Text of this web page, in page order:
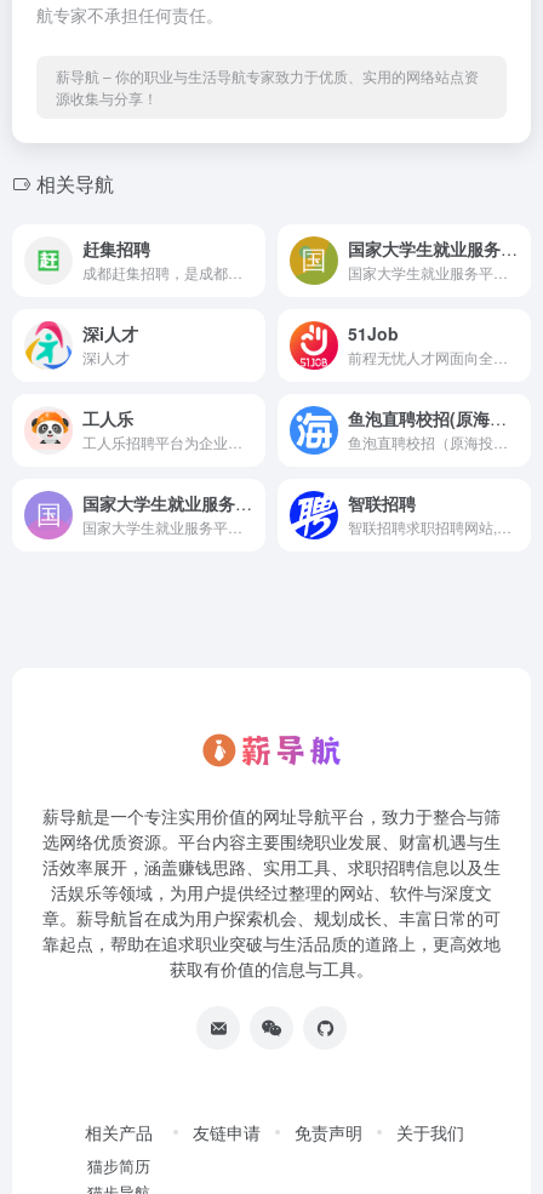
航专家不承担任何责任。
薪导航 – 你的职业与生活导航专家致力于优质、实用的网络站点资
源收集与分享！
相关导航
赶集招聘 国家大学生就业服务平台
深i人才
深i人才
51Job
工人乐 鱼泡直聘校招(原海投网)
国家大学生就业服务平台 智联招聘
薪导航是一个专注实用价值的网址导航平台，致力于整合与筛
选网络优质资源。平台内容主要围绕职业发展、财富机遇与生
活效率展开，涵盖赚钱思路、实用工具、求职招聘信息以及生
活娱乐等领域，为用户提供经过整理的网站、软件与深度文
章。薪导航旨在成为用户探索机会、规划成长、丰富日常的可
靠起点，帮助在追求职业突破与生活品质的道路上，更高效地
获取有价值的信息与工具。
相关产品
猫步简历
友链申请 免责声明 关于我们